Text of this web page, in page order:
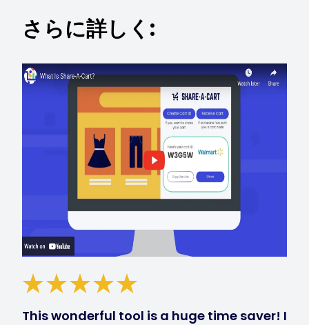
さらに詳しく:
This wonderful tool is a huge time saver! I